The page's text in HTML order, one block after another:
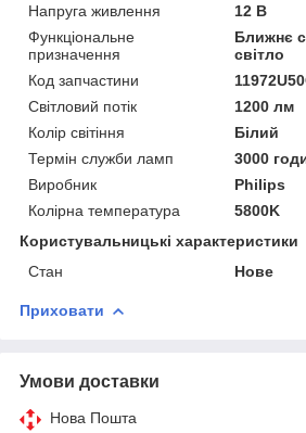
Напруга живлення
12 В
Функціональне
призначення
Ближнє
світло
Код запчастини
Світловий потік
1200 лм
Колір світіння
Білий
Термін служби ламп
3000
Виробник
Philips
Колірна температура
5800K
Користувальницькі характеристики
Стан
Нове
Приховати
Умови доставки
Нова Пошта